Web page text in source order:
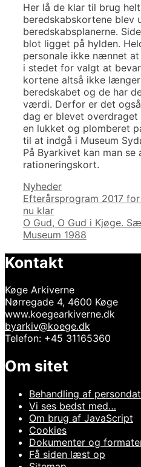
Her lå de klar til brug
beredskabskortene blev
beredskabsplanerne.
blot ligget på hylden.
personale ikke nænnet
i stedet for valgt at
kortene altså ikke
beredskabet og de har
værdi. Derfor er det
dag er blevet overdraget
en lukket og plomberet
til at indgå i Museum
På Byarkivet kan man se
rationeringskort.
Kategorier
Nyheder
Indlægsnavigation
Efterårsprogram 2017
nu klar
O Gud, O Gud i Kjøge.
Museum 1988
Kontakt
Køge Arkiverne
Nørregade 4, 4600 Køge
www.koegearkiverne.dk
byarkiv@koege.dk
Telefon: +45 31165360
Om sitet
Behandling af
Vi ses bedst med…
Om brug af JavaScript
Cookies
Dokumenter og
Få siden læst op